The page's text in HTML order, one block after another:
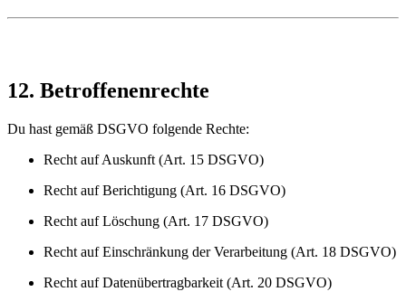
12. Betroffenenrechte
Du hast gemäß DSGVO folgende Rechte:
Recht auf Auskunft (Art. 15 DSGVO)
Recht auf Berichtigung (Art. 16 DSGVO)
Recht auf Löschung (Art. 17 DSGVO)
Recht auf Einschränkung der Verarbeitung (Art. 18 DSGVO)
Recht auf Datenübertragbarkeit (Art. 20 DSGVO)